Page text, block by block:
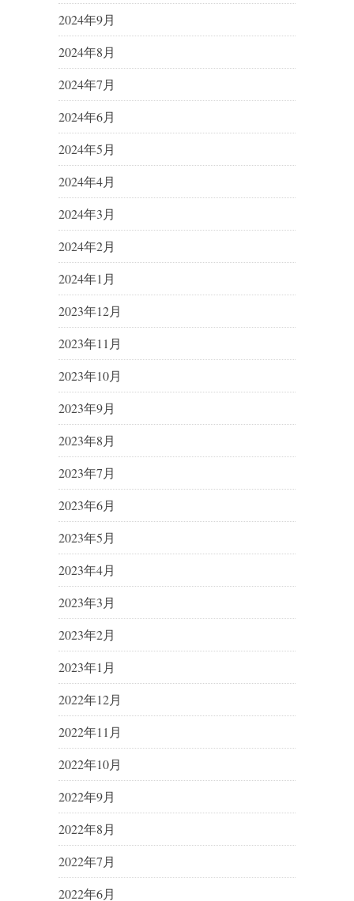
2024年9月
2024年8月
2024年7月
2024年6月
2024年5月
2024年4月
2024年3月
2024年2月
2024年1月
2023年12月
2023年11月
2023年10月
2023年9月
2023年8月
2023年7月
2023年6月
2023年5月
2023年4月
2023年3月
2023年2月
2023年1月
2022年12月
2022年11月
2022年10月
2022年9月
2022年8月
2022年7月
2022年6月